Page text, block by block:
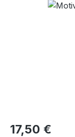
Regulärer Preis:
17,50 €